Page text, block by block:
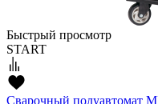
Быстрый просмотр
START
Сварочный полуавтомат